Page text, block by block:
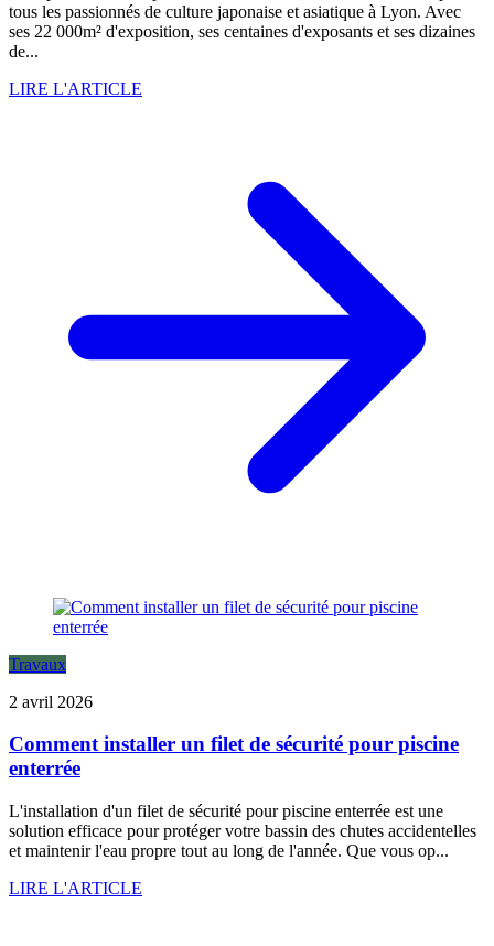
tous les passionnés de culture japonaise et asiatique à Lyon. Avec
ses 22 000m² d'exposition, ses centaines d'exposants et ses dizaines
de...
LIRE L'ARTICLE
Travaux
2 avril 2026
Comment installer un filet de sécurité pour piscine
enterrée
L'installation d'un filet de sécurité pour piscine enterrée est une
solution efficace pour protéger votre bassin des chutes accidentelles
et maintenir l'eau propre tout au long de l'année. Que vous op...
LIRE L'ARTICLE